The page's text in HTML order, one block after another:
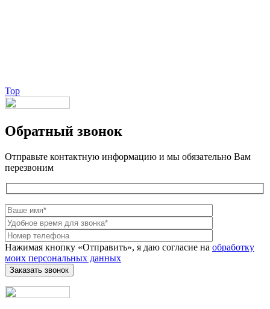
Top
Обратный звонок
Отправьте контактную информацию и мы обязательно Вам
перезвоним
Нажимая кнопку «Отправить», я даю согласие на обработку
моих персональных данных